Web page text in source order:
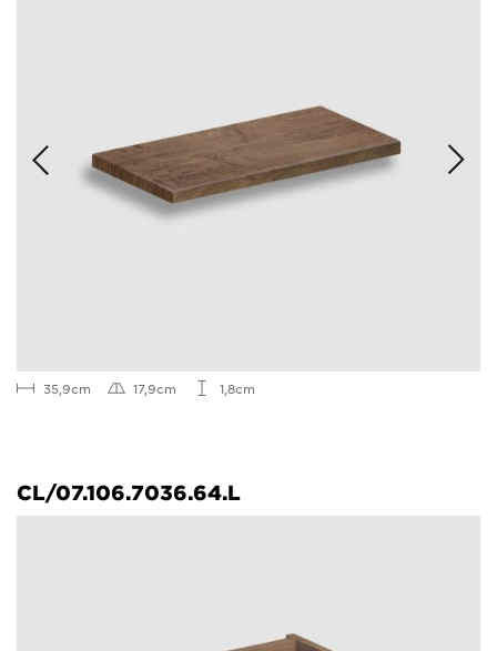
35,9cm 17,9cm 1,8cm
CL/07.106.7036.64.L